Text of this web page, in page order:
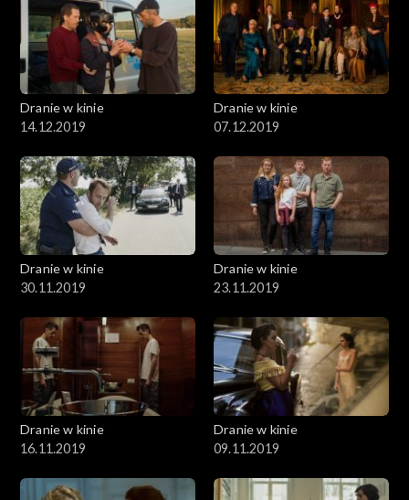
Dranie w kinie
14.12.2019
Dranie w kinie
07.12.2019
Dranie w kinie
30.11.2019
Dranie w kinie
23.11.2019
Dranie w kinie
16.11.2019
Dranie w kinie
09.11.2019